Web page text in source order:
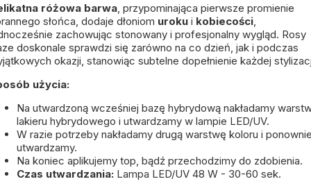
różowa barwa , przypominająca pierwsze promienie
słońca, dodaje dłoniom uroku i kobiecości
zachowując stonowany i profesjonalny wygląd. Rosy
doskonale sprawdzi się zarówno na co dzień, jak i podczas
okazji, stanowiąc subtelne dopełnienie każdej
użycia:
Na utwardzoną wcześniej bazę hybrydową nakładamy
lakieru hybrydowego i utwardzamy w lampie LED/UV.
W razie potrzeby nakładamy drugą warstwę koloru i
utwardzamy.
Na koniec aplikujemy top, bądź przechodzimy do zdobienia.
Czas utwardzania: Lampa LED/UV 48 W - 30-60 sek.